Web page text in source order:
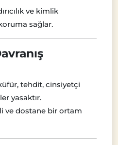
ve kimlik
koruma sağlar.
tehdit, cinsiyetçi
yasaktır.
ve dostane bir ortam